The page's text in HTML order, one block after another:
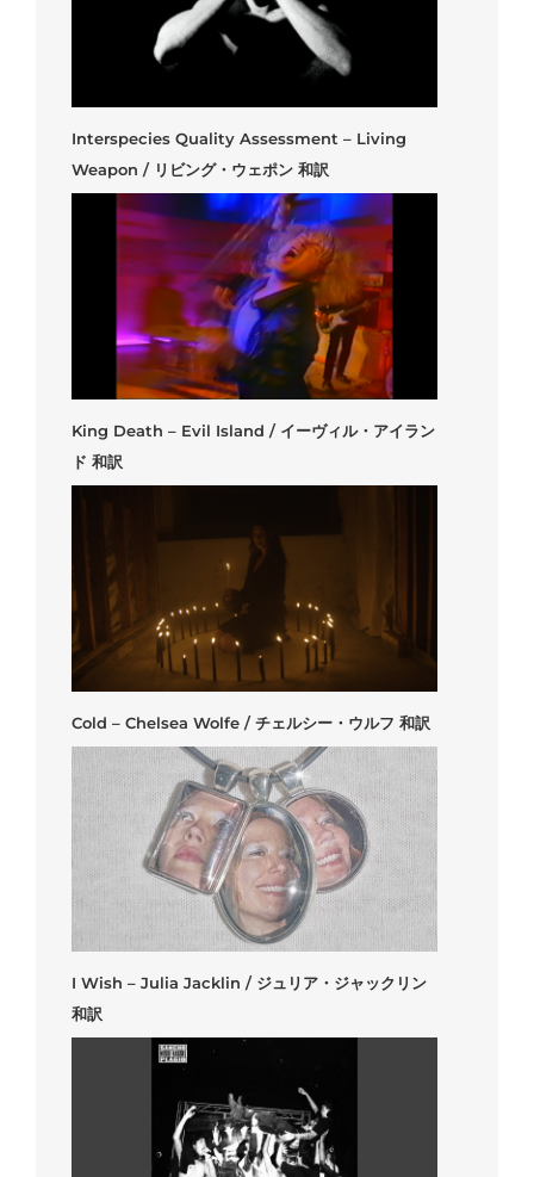
Interspecies Quality Assessment – Living
Weapon / リビング・ウェポン 和訳
King Death – Evil Island / イーヴィル・アイラン
ド 和訳
Cold – Chelsea Wolfe / チェルシー・ウルフ 和訳
I Wish – Julia Jacklin / ジュリア・ジャックリン
和訳